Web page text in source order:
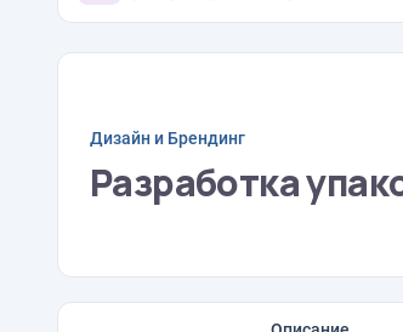
Дизайн и Брендинг
Разработка